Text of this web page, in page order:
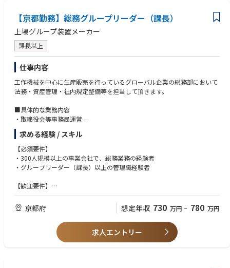
【京都勤務】総務グループリーダー（課長）
上場グループ装置メーカー
課長以上
仕事内容
工作機械を中心に生産販売を行っているグローバル企業の総務部において
法務・資産管理・社内規定整備等を担当して頂きます。
■具体的な業務内容
・取締役会等事務局運営
・稟議書管理
・文書・規則管理
・法務・コンプライアンス
・社有車契約管理
・施設・不動産管理（食堂・社宅管理等）
■組織構成
求める経験 / スキル
【必須要件】
・300人規模以上の事業会社で、総務業務の経験者
・グループリーダー（課長）以上の管理職経験者
【歓迎要件】
・総務業務を幅広く経験された方
京都府 想定年収 730 万円 ~ 780 万円
求人エントリー